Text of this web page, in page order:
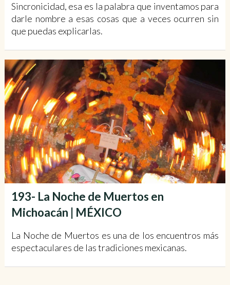
Sincronicidad, esa es la palabra que inventamos para
darle nombre a esas cosas que a veces ocurren sin
que puedas explicarlas.
193- La Noche de Muertos en
Michoacán | MÉXICO
La Noche de Muertos es una de los encuentros más
espectaculares de las tradiciones mexicanas.